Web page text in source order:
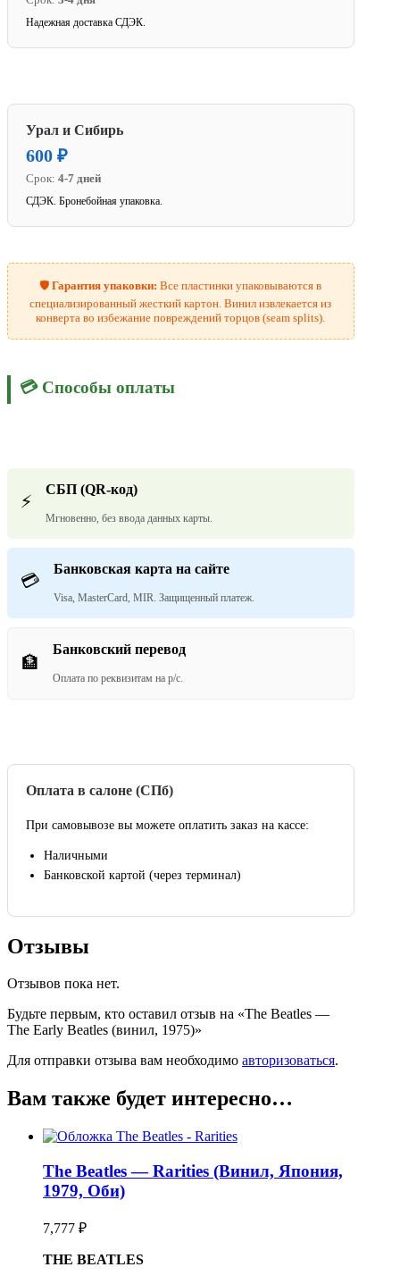
Надежная доставка СДЭК.
Урал и Сибирь
600 ₽
Срок: 4-7 дней
СДЭК. Бронебойная упаковка.
🛡️Гарантия упаковки: Все пластинки упаковываются в
специализированный жесткий картон. Винил извлекается из
конверта во избежание повреждений торцов (seam splits).
💳 Способы оплаты
⚡
СБП (QR-код)
Мгновенно, без ввода данных карты.
💳
Банковская карта на сайте
Visa, MasterCard, MIR. Защищенный платеж.
🏦
Банковский перевод
Оплата по реквизитам на р/с.
Оплата в салоне (СПб)
При самовывозе вы можете оплатить заказ на кассе:
Наличными
Банковской картой (через терминал)
Отзывы
Отзывов пока нет.
Будьте первым, кто оставил отзыв на «The Beatles —
The Early Beatles (винил, 1975)»
Для отправки отзыва вам необходимо авторизоваться.
Вам также будет интересно…
The Beatles — Rarities (Винил, Япония,
1979, Оби)
7,777 ₽
THE BEATLES